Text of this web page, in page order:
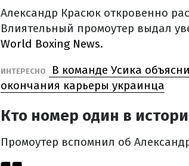
Александр Красюк откровенно
Влиятельный промоутер выдал
World Boxing News.
ИНТЕРЕСНО
В команде Усика
окончания карьеры украинца
Кто номер один в
Промоутер вспомнил об